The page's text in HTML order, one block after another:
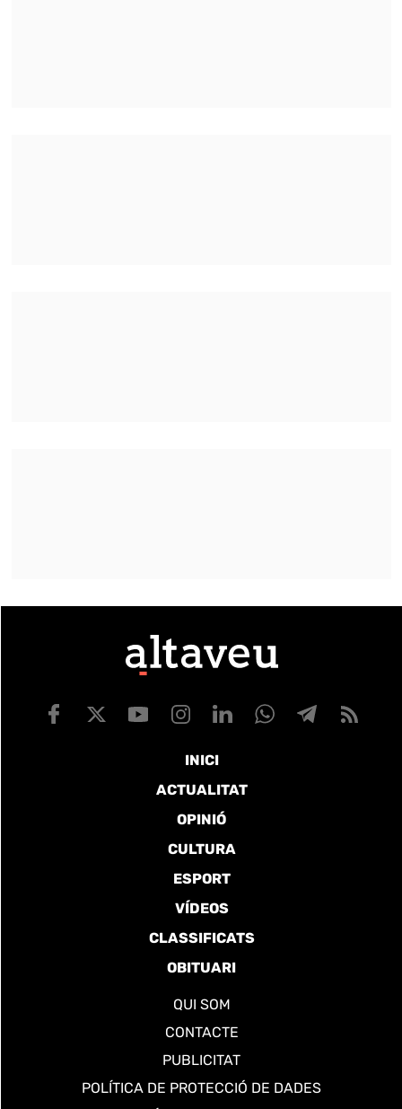
INICI
ACTUALITAT
OPINIÓ
CULTURA
ESPORT
VÍDEOS
CLASSIFICATS
OBITUARI
QUI SOM
CONTACTE
PUBLICITAT
POLÍTICA DE PROTECCIÓ DE DADES